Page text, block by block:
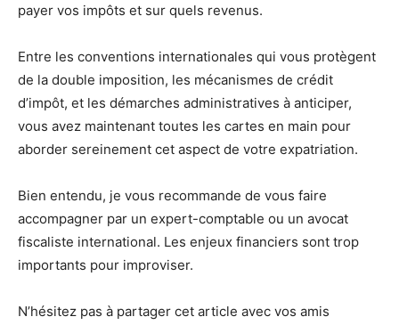
payer vos impôts et sur quels revenus.
Entre les conventions internationales qui vous protègent
de la double imposition, les mécanismes de crédit
d’impôt, et les démarches administratives à anticiper,
vous avez maintenant toutes les cartes en main pour
aborder sereinement cet aspect de votre expatriation.
Bien entendu, je vous recommande de vous faire
accompagner par un expert-comptable ou un avocat
fiscaliste international. Les enjeux financiers sont trop
importants pour improviser.
N’hésitez pas à partager cet article avec vos amis